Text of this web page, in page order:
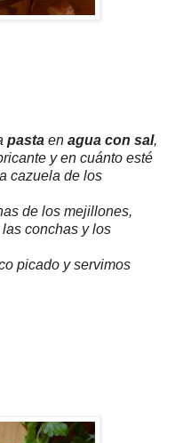
pasta en agua con sal,
y en cuánto esté
cazuela de los
de los mejillones,
conchas y los
picado y servimos